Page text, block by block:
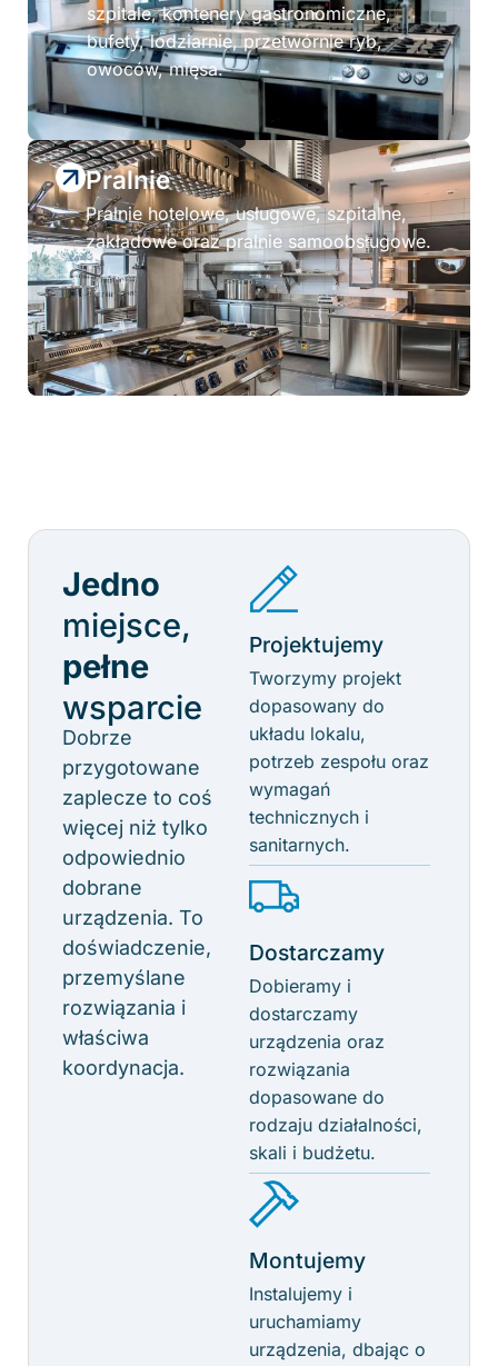
szpitale, kontenery gastronomiczne,
bufety, lodziarnie, przetwórnie ryb,
owoców, mięsa.
Pralnie
Pralnie hotelowe, usługowe, szpitalne,
zakładowe oraz pralnie samoobsługowe.
Jedno
miejsce,
pełne
wsparcie
Dobrze
przygotowane
zaplecze to coś
więcej niż tylko
odpowiednio
dobrane
urządzenia. To
doświadczenie,
przemyślane
rozwiązania i
właściwa
koordynacja.
Projektujemy
Tworzymy projekt
dopasowany do
układu lokalu,
potrzeb zespołu oraz
wymagań
technicznych i
sanitarnych.
Dostarczamy
Dobieramy i
dostarczamy
urządzenia oraz
rozwiązania
dopasowane do
rodzaju działalności,
skali i budżetu.
Montujemy
Instalujemy i
uruchamiamy
urządzenia, dbając o